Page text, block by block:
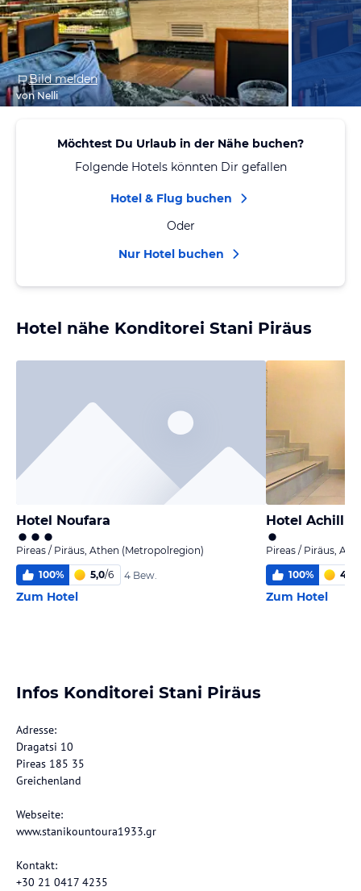
Bild melden
von Nelli
Möchtest Du Urlaub in der Nähe buchen?
Folgende Hotels könnten Dir gefallen
Hotel & Flug buchen
Oder
Nur Hotel buchen
Hotel nähe Konditorei Stani Piräus
Hotel Noufara
Pireas / Piräus, Athen (Metropolregion)
100% 5,0/6 4 Bew.
Zum Hotel
Hotel
Pireas / Piräus,
100% 4,9
Zum Hotel
Infos Konditorei Stani Piräus
Adresse:
Dragatsi 10
Pireas 185 35
Greichenland
Webseite:
www.stanikountoura1933.gr
Kontakt:
+30 21 0417 4235